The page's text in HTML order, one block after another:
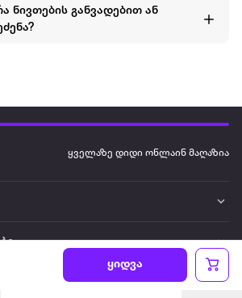
ყიდვა
ნივთების განვადებით ან
ყველაზე დიდი ონლაინ მაღაზია